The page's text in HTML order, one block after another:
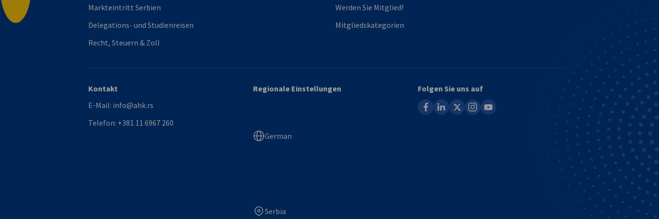
Markteintritt Serbien
Delegations- und Studienreisen
Recht, Steuern & Zoll
Werden Sie Mitglied!
Mitgliedskategorien
Kontakt
E-Mail: info@ahk.rs
Telefon: +381 11 6967 260
Regionale Einstellungen
German
Serbia
Folgen Sie uns auf
facebooklinkedin instagram
youtube